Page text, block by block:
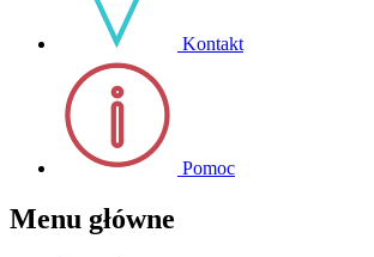
Kontakt
Pomoc
Menu główne